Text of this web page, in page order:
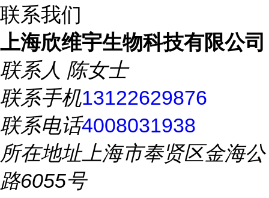
联系我们
上海欣维宇生物科技有限公司
联系人 陈女士
联系手机13122629876
联系电话4008031938
所在地址上海市奉贤区金海公
路6055号